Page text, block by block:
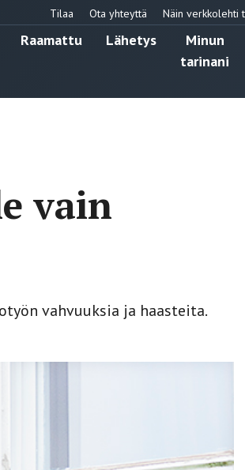
Tilaa Ota yhteyttä Näin verkkolehti
Raamattu Lähetys
Minun
tarinani
vain
vahvuuksia ja haasteita.